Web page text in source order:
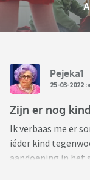
Pejeka1
25-03-2022
Zijn er nog
Ik verbaas me er
iéder kind
aandoening in het
dan wel op zijn